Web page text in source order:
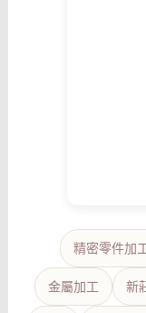
精密零件加
金屬加工 新